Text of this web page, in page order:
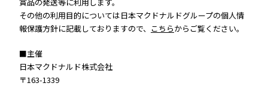
その他の利用目的については日本マクドナルドグループの個人情
報保護方針に記載しておりますので、 こちらからご覧ください。
■主催
日本マクドナルド株式会社
〒163-1339